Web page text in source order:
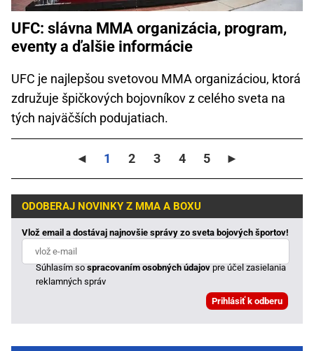
UFC: slávna MMA organizácia, program,
eventy a ďalšie informácie
UFC je najlepšou svetovou MMA organizáciou, ktorá
združuje špičkových bojovníkov z celého sveta na
tých najväčších podujatiach.
◄ 1 2 3 4 5 ►
ODOBERAJ NOVINKY Z MMA A BOXU
Vlož email a dostávaj najnovšie správy zo sveta bojových športov!
Súhlasím sospracovaním osobných údajovpre účel zasielania
reklamných správ